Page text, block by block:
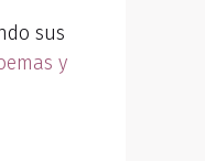
sus
y